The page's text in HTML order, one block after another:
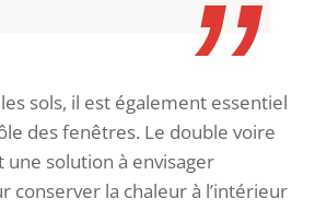
sols, il est également essentiel
des fenêtres. Le double voire
solution à envisager
conserver la chaleur à l’intérieur